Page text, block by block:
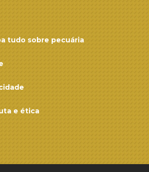
tudo sobre pecuária
e ética